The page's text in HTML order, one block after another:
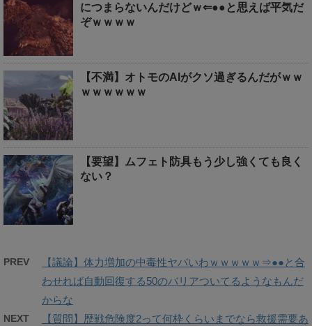
につまらないんだけどｗ⇐●●と思えば平気だ
ぞｗｗｗｗ
【不満】オトモのAIがクソ過ぎるんだがｗｗ
ｗｗｗｗｗｗ
【要望】ムフェト防具もう少し強くても良く
ない？
PREV
【議論】体力増加の中毒性ヤバいわｗｗｗｗｗ⇒●●と合
わせれば自動回復する50のバリアついてるようなもんだ
からな
NEXT
【質問】歴戦危険度2って何枠くらいまでなら救援需要あ